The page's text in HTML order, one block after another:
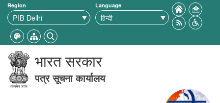
Region Language
भारत सरकार
पत्र सूचना कार्यालय